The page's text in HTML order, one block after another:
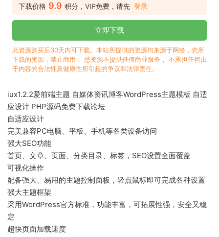
下载价格 9.9 积分，VIP免费，请先 登录
立即下载
此资源购买后30天内可下载。本站所提供的资源均来源于网络，您所
下载的资源，禁止商用； 愁资源不提供任何商业服务， 不承担任何由
于内容的合法性及健康性所引起的争议和法律责任。
iux1.2.2爱前端主题 自媒体资讯博客WordPress主题模板 自适
应设计 PHP源码免费下载论坛
自适应设计
完美兼容PC电脑、平板、手机等各类设备访问
强大SEO功能
首页、文章、页面、分类目录、标签，SEO设置全面覆盖
可视化操作
配备强大、易用的主题控制面板，轻点鼠标即可完成各种设置
强大主题框架
采用WordPress官方标准，功能丰富，可拓展性强，安全又稳
定
超快页面加载速度